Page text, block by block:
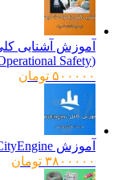
آموزش آشنایی کلی با
۵۰۰۰۰۰ تومان
آموزش CityEngine از سطح مقدماتی تا پیشرفته
۳۸۰۰۰۰۰ تومان